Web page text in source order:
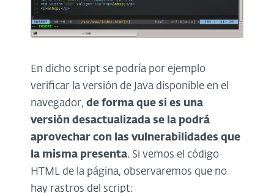
En dicho script se podría por ejemplo
verificar la versión de Java disponible en el
navegador, de forma que si es una
versión desactualizada se la podrá
aprovechar con las vulnerabilidades que
la misma presenta. Si vemos el código
HTML de la página, observaremos que no
hay rastros del script: